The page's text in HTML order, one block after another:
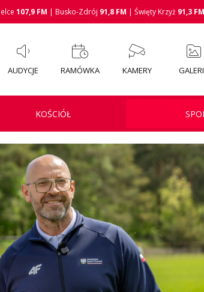
107,9 FM | Busko-Zdrój 91,8 FM | Święty Krzyż 91,3 FM
AUDYCJE RAMÓWKA KAMERY
KOŚCIÓŁ